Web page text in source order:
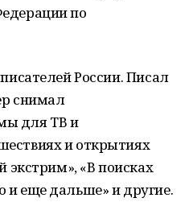
по
России. Писал
снимал
для ТВ и
и открытиях
экстрим», «В поисках
и еще дальше» и другие.